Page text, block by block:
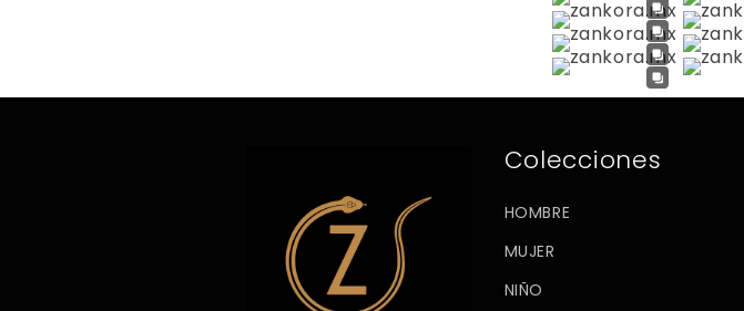
Colecciones
HOMBRE
MUJER
NIÑO